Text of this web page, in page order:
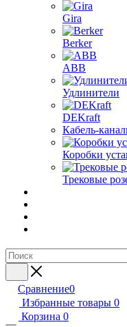
Gira
Berker
ABB
Удлинители
DEKraft
Кабель-
Коробки
Трековые
Сравнение0
Избранные товары 0
Корзина 0